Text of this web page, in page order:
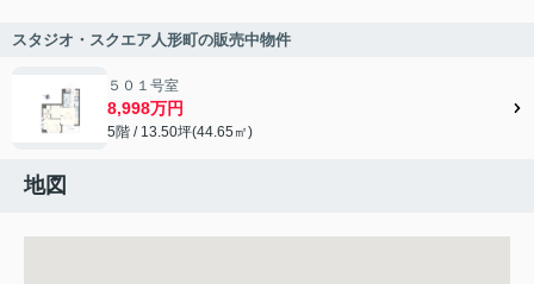
スタジオ・スクエア人形町の販売中物件
５０１号室
8,998万円
5階 / 13.50坪(44.65㎡)
地図